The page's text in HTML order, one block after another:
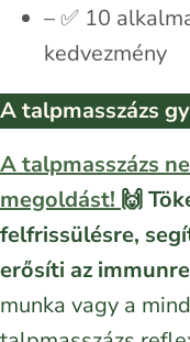
– ✅ 10
kedvezmény
A talpmasszázs
A talpmasszázs
megoldást! 🙌
felfrissülésre,
erősíti az
munka vagy a